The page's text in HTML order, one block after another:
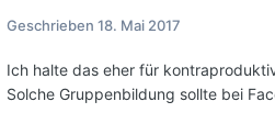
Geschrieben 18. Mai 2017
Ich halte das eher für
Solche Gruppenbildung sollte bei